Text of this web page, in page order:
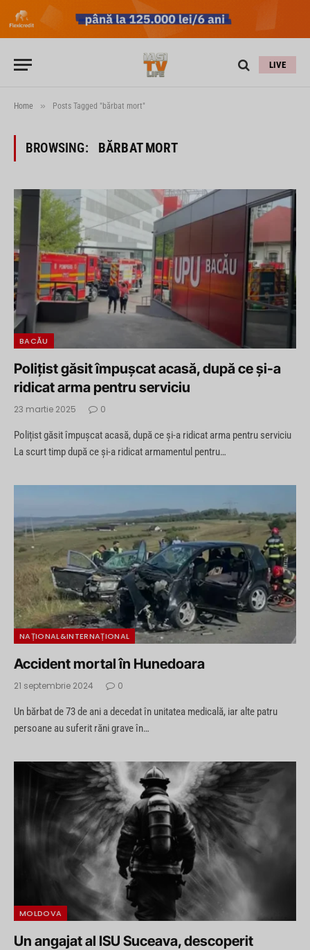
LIVE
Home » Posts Tagged "bărbat mort"
BROWSING: BĂRBAT MORT
BACĂU
Polițist găsit împușcat acasă, după ce și-a
ridicat arma pentru serviciu
23 martie 2025 0
Polițist găsit împușcat acasă, după ce și-a ridicat arma pentru serviciu
La scurt timp după ce și-a ridicat armamentul pentru…
NAȚIONAL&INTERNAȚIONAL
Accident mortal în Hunedoara
21 septembrie 2024 0
Un bărbat de 73 de ani a decedat în unitatea medicală, iar alte patru
persoane au suferit răni grave în…
MOLDOVA
Un angajat al ISU Suceava, descoperit